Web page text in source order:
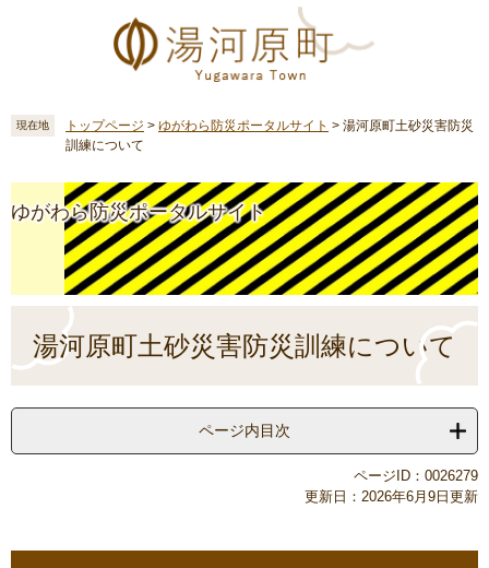
本
現在地 トップページ > ゆがわら防災ポータルサイト > 湯河原町土砂災害防災
訓練について
ゆがわら防災ポータルサイト
湯河原町土砂災害防災訓練について
ページ内目次
ページID：0026279
更新日：2026年6月9日更新